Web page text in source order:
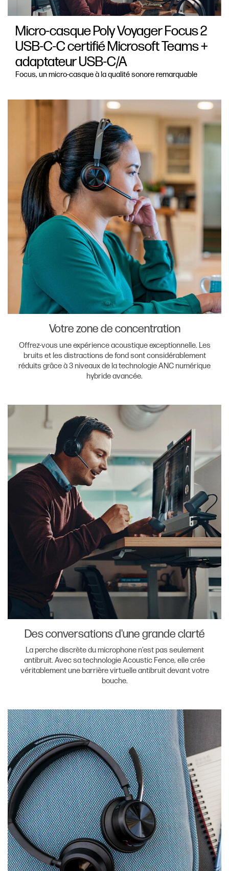
Micro-casque Poly Voyager Focus 2
USB-C-C certifié Microsoft Teams +
adaptateur USB-C/A
Focus, un micro-casque à la qualité sonore remarquable
Votre zone de concentration
Offrez-vous une expérience acoustique exceptionnelle. Les
bruits et les distractions de fond sont considérablement
réduits grâce à 3 niveaux de la technologie ANC numérique
hybride avancée.
Des conversations d'une grande clarté
La perche discrète du microphone n’est pas seulement
antibruit. Avec sa technologie Acoustic Fence, elle crée
véritablement une barrière virtuelle antibruit devant votre
bouche.